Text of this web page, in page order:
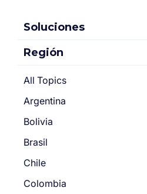
Soluciones
Región
All Topics
Argentina
Bolivia
Brasil
Chile
Colombia